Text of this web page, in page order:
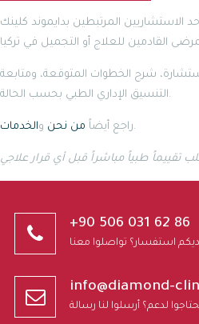
الاستشاريين المرتبطين بدايموند كلينك
شرح الخطوات المتوقعة، ومتابعة
التنسيق الإداري الطبي بحسب الحالة.
راجع أيضاً من نحن والخدمات .
+90 506 031 62 86
استفسار؟ تواصلوا معنا
info@diamond-
لدعم؟ أرسلوا لنا رسالة